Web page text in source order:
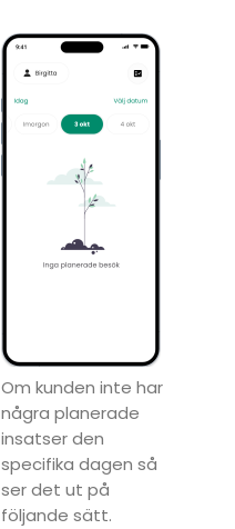
Om kunden inte har
några planerade
insatser den
specifika dagen så
ser det ut på
följande sätt.